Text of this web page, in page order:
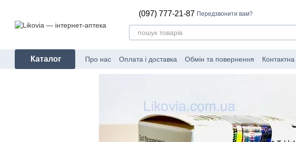
(097) 777-21-87 Передзвонити вам?
Каталог Про нас Оплата і доставка Обмін та повернення